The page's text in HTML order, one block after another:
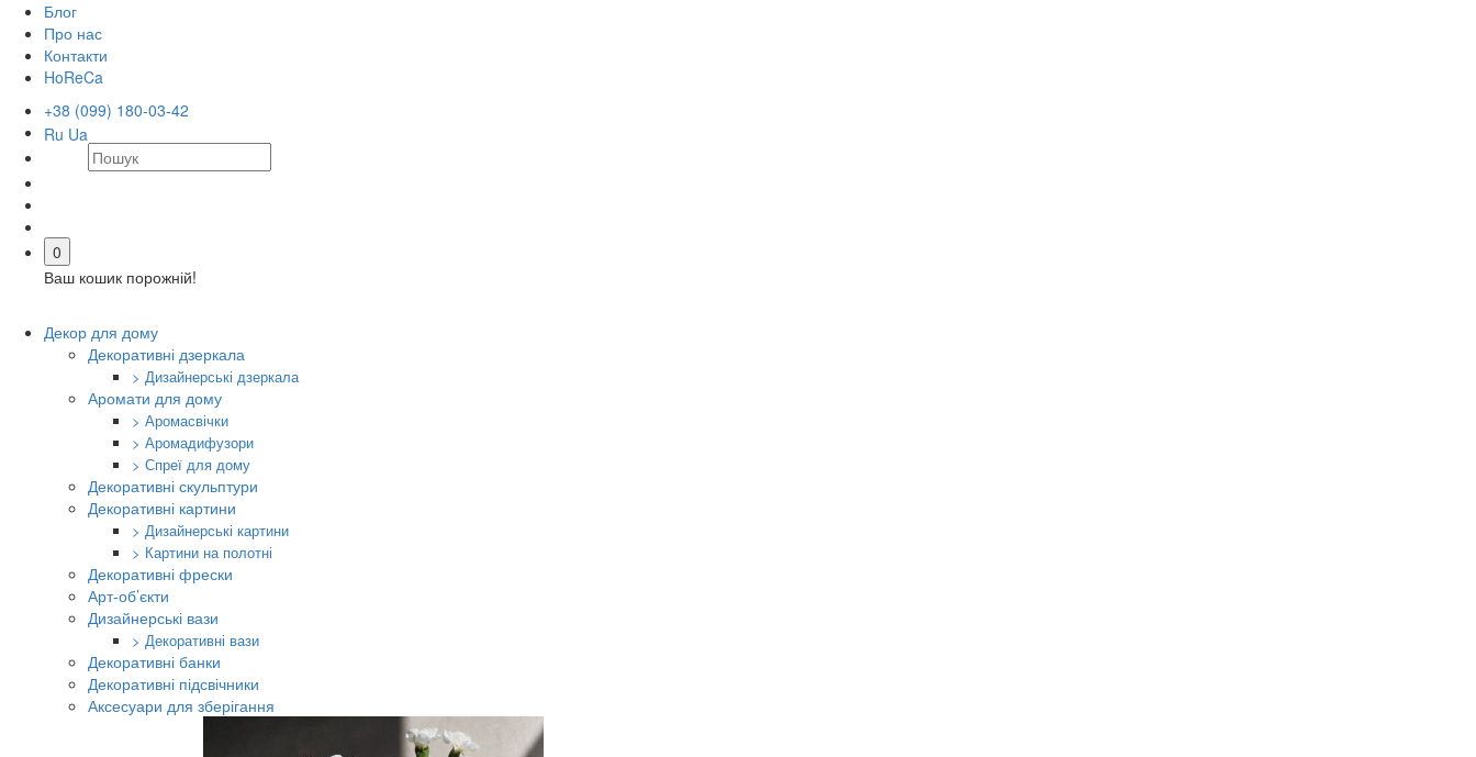
Блог
Про нас
Контакти
HoReCa
+38 (099) 180-03-42
Ru Ua
0
Ваш кошик порожній!
Декор для дому
Декоративні дзеркала
> Дизайнерські дзеркала
Аромати для дому
> Аромасвічки
> Аромадифузори
> Спреї для дому
Декоративні скульптури
Декоративні картини
> Дизайнерські картини
> Картини на полотні
Декоративні фрески
Арт-об’єкти
Дизайнерські вази
> Декоративні вази
Декоративні банки
Декоративні підсвічники
Аксесуари для зберігання